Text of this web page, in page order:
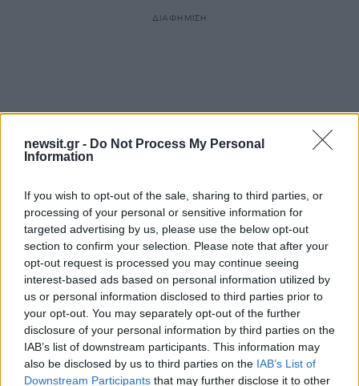
newsit.gr - Do Not Process My Personal
Information
If you wish to opt-out of the sale, sharing to third parties, or
processing of your personal or sensitive information for
targeted advertising by us, please use the below opt-out
section to confirm your selection. Please note that after your
opt-out request is processed you may continue seeing
interest-based ads based on personal information utilized by
us or personal information disclosed to third parties prior to
your opt-out. You may separately opt-out of the further
disclosure of your personal information by third parties on the
IAB’s list of downstream participants. This information may
also be disclosed by us to third parties on the IAB’s List of
Downstream Participants that may further disclose it to other
ΔΙΑΦΗΜΙΣΗ